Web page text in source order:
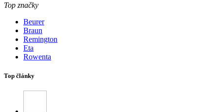
Top značky
Beurer
Braun
Remington
Eta
Rowenta
Top články